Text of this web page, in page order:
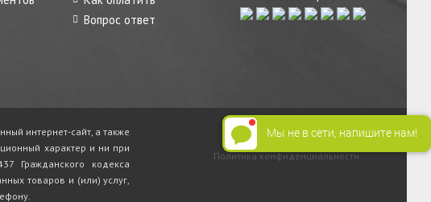
Вопрос ответ
интернет-сайт, а также
характер и ни при
Гражданского кодекса
товаров и (или) услуг,
Политика конфиденциальности
Мы не в сети, напишите нам!